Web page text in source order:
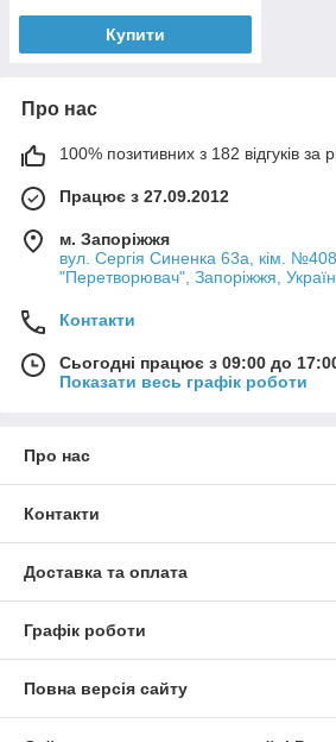
Купити
Про нас
100% позитивних з 182 відгуків за
Працює з 27.09.2012
м. Запоріжжя
вул. Сергія Синенка 63а, кім.
"Перетворювач", Запоріжжя,
Контакти
Сьогодні працює з 09:00 до
Показати весь графік роботи
Про нас
Контакти
Доставка та оплата
Графік роботи
Повна версія сайту